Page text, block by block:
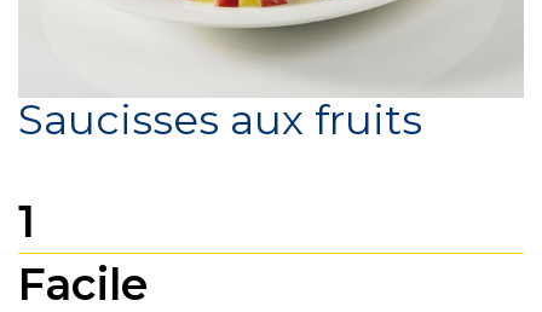
Saucisses aux fruits
1
Facile